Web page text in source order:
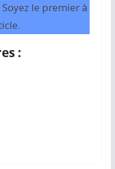
le premier à
: